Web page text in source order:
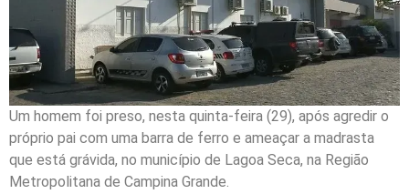
Um homem foi preso, nesta quinta-feira (29), após agredir o
próprio pai com uma barra de ferro e ameaçar a madrasta
que está grávida, no município de Lagoa Seca, na Região
Metropolitana de Campina Grande.